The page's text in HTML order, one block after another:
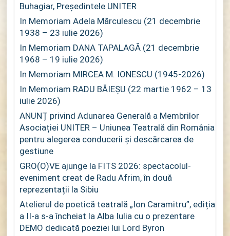
Buhagiar, Președintele UNITER
In Memoriam Adela Mărculescu (21 decembrie
1938 – 23 iulie 2026)
In Memoriam DANA TAPALAGĂ (21 decembrie
1968 – 19 iulie 2026)
In Memoriam MIRCEA M. IONESCU (1945-2026)
In Memoriam RADU BĂIEȘU (22 martie 1962 – 13
iulie 2026)
ANUNȚ privind Adunarea Generală a Membrilor
Asociației UNITER – Uniunea Teatrală din România
pentru alegerea conducerii și descărcarea de
gestiune
GRO(O)VE ajunge la FITS 2026: spectacolul-
eveniment creat de Radu Afrim, în două
reprezentații la Sibiu
Atelierul de poetică teatrală „Ion Caramitru”, ediția
a II-a s-a încheiat la Alba Iulia cu o prezentare
DEMO dedicată poeziei lui Lord Byron